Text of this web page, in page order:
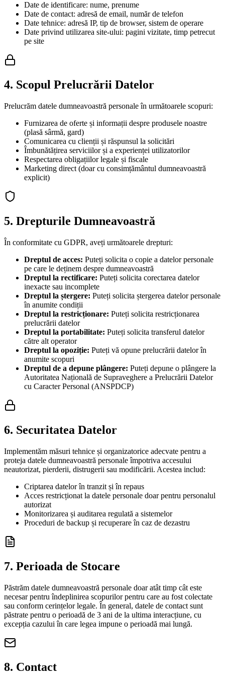
Date de identificare: nume, prenume
Date de contact: adresă de email, număr de telefon
Date tehnice: adresă IP, tip de browser, sistem de operare
Date privind utilizarea site-ului: pagini vizitate, timp petrecut
pe site
4. Scopul Prelucrării Datelor
Prelucrăm datele dumneavoastră personale în următoarele scopuri:
Furnizarea de oferte și informații despre produsele noastre
(plasă sârmă, gard)
Comunicarea cu clienții și răspunsul la solicitări
Îmbunătățirea serviciilor și a experienței utilizatorilor
Respectarea obligațiilor legale și fiscale
Marketing direct (doar cu consimțământul dumneavoastră
explicit)
5. Drepturile Dumneavoastră
În conformitate cu GDPR, aveți următoarele drepturi:
Dreptul de acces: Puteți solicita o copie a datelor personale
pe care le deținem despre dumneavoastră
Dreptul la rectificare: Puteți solicita corectarea datelor
inexacte sau incomplete
Dreptul la ștergere: Puteți solicita ștergerea datelor personale
în anumite condiții
Dreptul la restricționare: Puteți solicita restricționarea
prelucrării datelor
Dreptul la portabilitate: Puteți solicita transferul datelor
către alt operator
Dreptul la opoziție: Puteți vă opune prelucrării datelor în
anumite scopuri
Dreptul de a depune plângere: Puteți depune o plângere la
Autoritatea Națională de Supraveghere a Prelucrării Datelor
cu Caracter Personal (ANSPDCP)
6. Securitatea Datelor
Implementăm măsuri tehnice și organizatorice adecvate pentru a
proteja datele dumneavoastră personale împotriva accesului
neautorizat, pierderii, distrugerii sau modificării. Acestea includ:
Criptarea datelor în tranzit și în repaus
Acces restricționat la datele personale doar pentru personalul
autorizat
Monitorizarea și auditarea regulată a sistemelor
Proceduri de backup și recuperare în caz de dezastru
7. Perioada de Stocare
Păstrăm datele dumneavoastră personale doar atât timp cât este
necesar pentru îndeplinirea scopurilor pentru care au fost colectate
sau conform cerințelor legale. În general, datele de contact sunt
păstrate pentru o perioadă de 3 ani de la ultima interacțiune, cu
excepția cazului în care legea impune o perioadă mai lungă.
8. Contact